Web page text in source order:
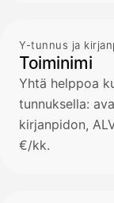
Y-tunnus ja
Toiminimi
Yhtä helppoa
tunnuksella:
kirjanpidon,
€/kk.